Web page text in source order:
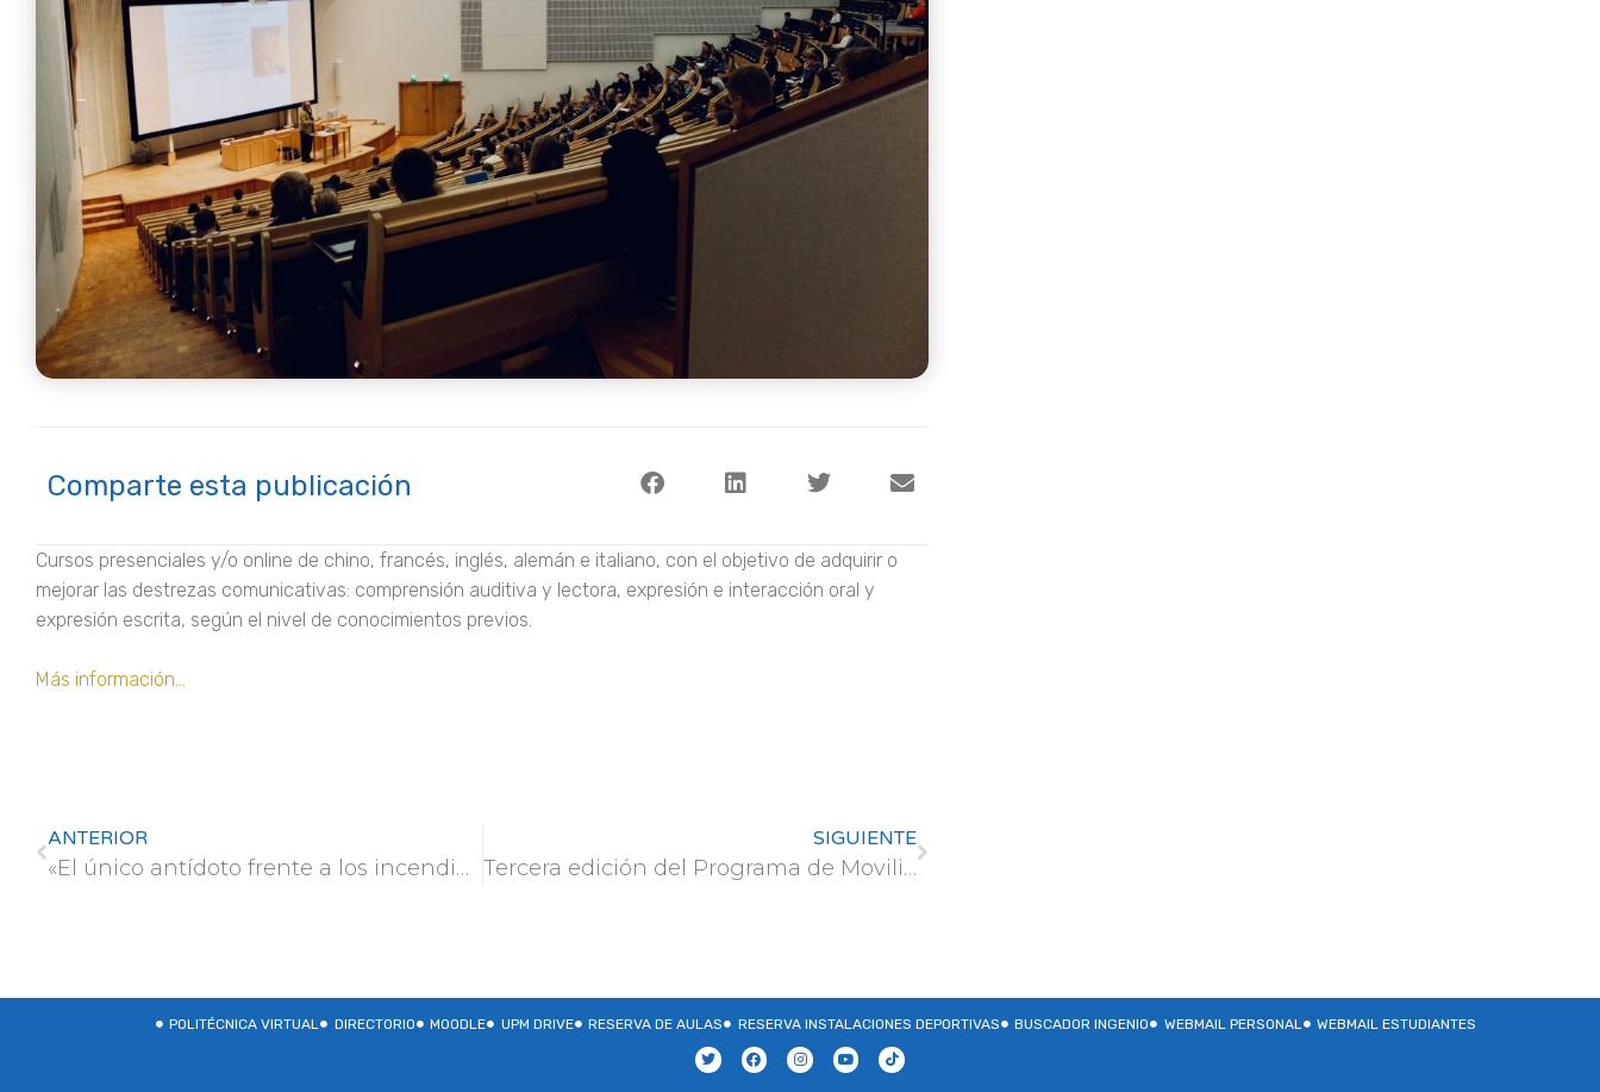
Comparte esta publicación
Cursos presenciales y/o online de chino, francés, inglés, alemán e italiano, con el objetivo de adquirir o
mejorar las destrezas comunicativas: comprensión auditiva y lectora, expresión e interacción oral y
expresión escrita, según el nivel de conocimientos previos.
Más información…
ANTERIOR
«El único antídoto frente a los incendios es la buena gestión de los bosques»
SIGUIENTE
Tercera edición del Programa de Movilidad del Grupo de Cooperación Internacional de Universidades Brasileñas («GCUB-MOB»)
POLITÉCNICA VIRTUAL DIRECTORIO MOODLE UPM DRIVE RESERVA DE AULAS RESERVA INSTALACIONES DEPORTIVAS BUSCADOR INGENIO WEBMAIL PERSONAL WEBMAIL ESTUDIANTES